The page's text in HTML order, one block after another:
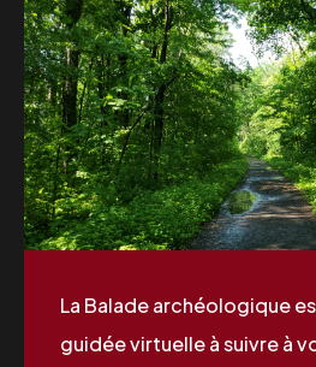
La Balade archéologique
guidée virtuelle à suivre à